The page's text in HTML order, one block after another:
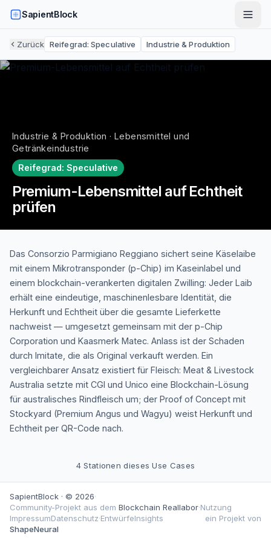
SapientBlock
Zurück Reifegrad:Speculative Industrie & Produktion
Industrie & Produktion · Lebensmittel und
Getränkeindustrie
Reifegrad: Speculative
Premium-Lebensmittel auf Echtheit
prüfen
Das Consorzio Parmigiano Reggiano sichert seine Käselaibe
mit einem Mikrotransponder (p-Chip) im Kaseinlabel und
einem blockchain-verankerten digitalen Zwilling: Jeder Laib
erhält eine eindeutige, maschinenlesbare Identität, die
Herkunft und Echtheit über die gesamte Lieferkette
nachweist — umgesetzt gemeinsam mit der p-Chip
Corporation und Kaasmerk Matec. Anlass ist der Schaden
durch Imitate, die als Original verkauft werden. Ein
vergleichbarer Ansatz existiert für Fleisch: Meat & Livestock
Australia setzte mit CGI und Unico eine Blockchain-Lösung
für australisches Rindfleisch um; der Proof of Concept mit
Stockyard (Premium Angus und Wagyu) weist Herkunft und
Echtheit per QR-Code nach.
4 Stationen dieses Use Cases
AKT 1 VON 4 — DAS PROBLEM
Das Problem
SapientBlock · © 2026·
Community-Projekt aus dem Blockchain Reallabor·Nutzung
ImpressumDatenschutz·EntwürfeInsights
ein Projekt von
ShapeNeural